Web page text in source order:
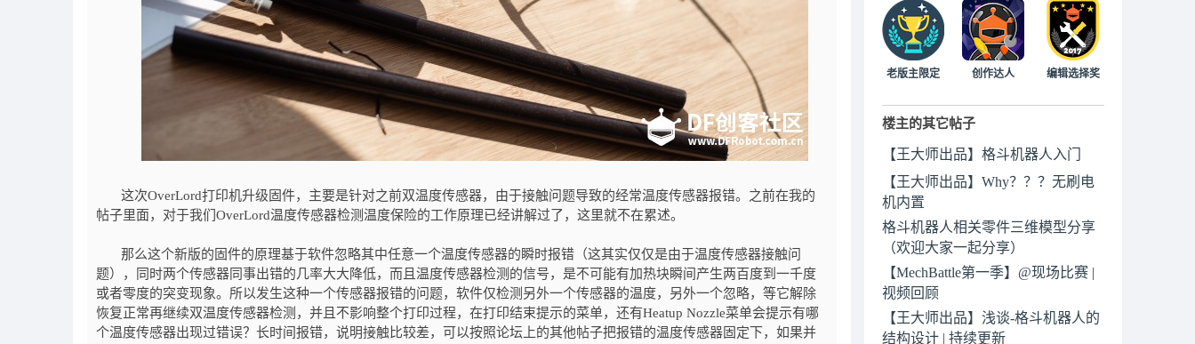
这次OverLord打印机升级固件，主要是针对之前双温度传感器，由于接触问题导致的经常温度传感器报错。之前在我的
帖子里面，对于我们OverLord温度传感器检测温度保险的工作原理已经讲解过了，这里就不在累述。
那么这个新版的固件的原理基于软件忽略其中任意一个温度传感器的瞬时报错（这其实仅仅是由于温度传感器接触问
题），同时两个传感器同事出错的几率大大降低，而且温度传感器检测的信号，是不可能有加热块瞬间产生两百度到一千度
或者零度的突变现象。所以发生这种一个传感器报错的问题，软件仅检测另外一个传感器的温度，另外一个忽略，等它解除
恢复正常再继续双温度传感器检测，并且不影响整个打印过程，在打印结束提示的菜单，还有Heatup Nozzle菜单会提示有哪
个温度传感器出现过错误？长时间报错，说明接触比较差，可以按照论坛上的其他帖子把报错的温度传感器固定下，如果并
老版主限定 创作达人 编辑选择奖
楼主的其它帖子
【王大师出品】格斗机器人入门
【王大师出品】Why？？？无刷电
机内置
格斗机器人相关零件三维模型分享
（欢迎大家一起分享）
【MechBattle第一季】@现场比赛 |
视频回顾
【王大师出品】浅谈-格斗机器人的
结构设计 | 持续更新